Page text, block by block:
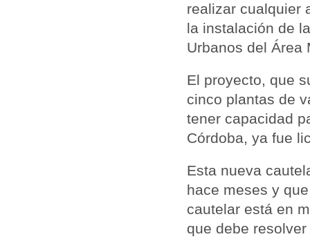
realizar cualquier
la instalación de
Urbanos del Área
El proyecto, que
cinco plantas de
tener capacidad
Córdoba, ya fue
Esta nueva
hace meses y
cautelar está en
que debe